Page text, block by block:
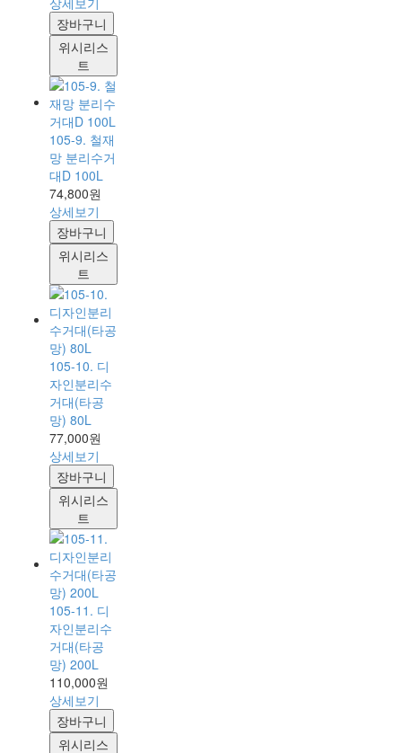
장바구니
위시리스
트
105-9. 철재
망 분리수거
대D 100L
74,800원
상세보기
장바구니
위시리스
트
105-10. 디
자인분리수
거대(타공
망) 80L
77,000원
상세보기
장바구니
위시리스
트
105-11. 디
자인분리수
거대(타공
망) 200L
110,000원
상세보기
장바구니
위시리스